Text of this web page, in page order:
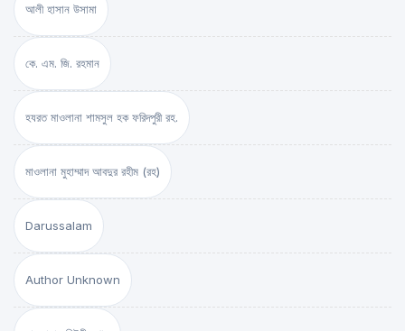
আলী হাসান উসামা
কে. এম. জি. রহমান
হযরত মাওলানা শামসুল হক ফরিদপুরী রহ.
মাওলানা মুহাম্মাদ আবদুর রহীম (রহ)
Darussalam
Author Unknown